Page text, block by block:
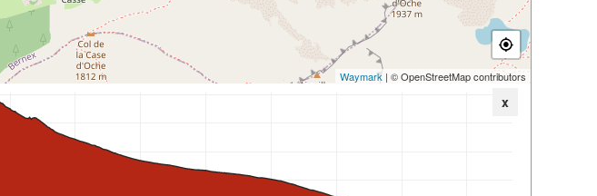
Waymark | © OpenStreetMap contributors
x